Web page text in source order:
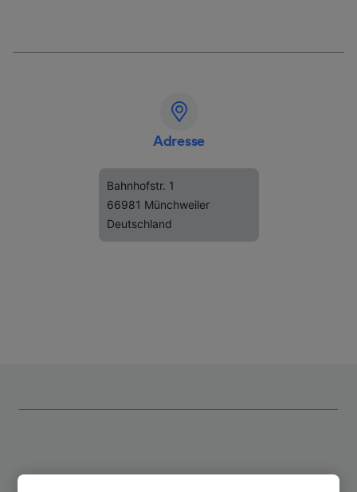
Adresse
Bahnhofstr. 1
66981 Münchweiler
Deutschland